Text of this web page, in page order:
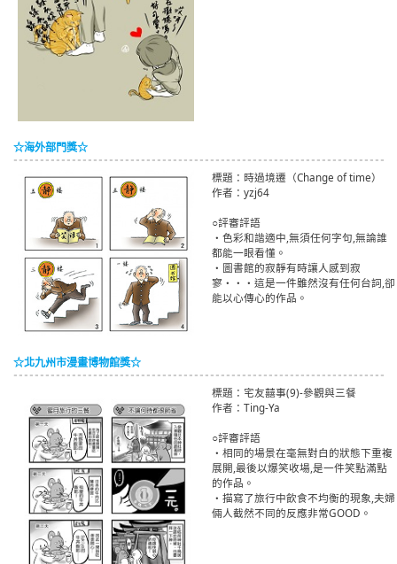
☆海外部門獎☆
標題：時過境遷（Change of time）
作者：yzj64
○評審評語
・色彩和諧適中,無須任何字句,無論誰
都能一眼看懂。
・圖書館的寂靜有時讓人感到寂
寥・・・這是一件雖然沒有任何台詞,卻
能以心傳心的作品。
☆北九州市漫畫博物館獎☆
標題：宅友囍事(9)-參觀與三餐
作者：Ting-Ya
○評審評語
・相同的場景在毫無對白的狀態下重複
展開,最後以爆笑收場,是一件笑點滿點
的作品。
・描寫了旅行中飲食不均衡的現象,夫婦
倆人截然不同的反應非常GOOD。